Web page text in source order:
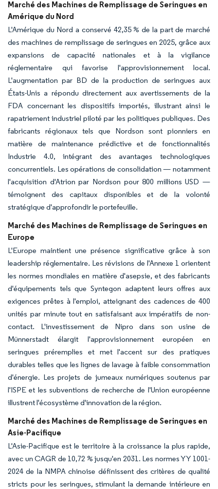
Marché des Machines de Remplissage de Seringues en
Amérique du Nord
L'Amérique du Nord a conservé 42,35 % de la part de marché
des machines de remplissage de seringues en 2025, grâce aux
expansions de capacité nationales et à la vigilance
réglementaire qui favorise l'approvisionnement local.
L'augmentation par BD de la production de seringues aux
États-Unis a répondu directement aux avertissements de la
FDA concernant les dispositifs importés, illustrant ainsi le
rapatriement industriel piloté par les politiques publiques. Des
fabricants régionaux tels que Nordson sont pionniers en
matière de maintenance prédictive et de fonctionnalités
Industrie 4.0, intégrant des avantages technologiques
concurrentiels. Les opérations de consolidation — notamment
l'acquisition d'Atrion par Nordson pour 800 millions USD —
témoignent des capitaux disponibles et de la volonté
stratégique d'approfondir le portefeuille.
Marché des Machines de Remplissage de Seringues en
Europe
L'Europe maintient une présence significative grâce à son
leadership réglementaire. Les révisions de l'Annexe 1 orientent
les normes mondiales en matière d'asepsie, et des fabricants
d'équipements tels que Syntegon adaptent leurs offres aux
exigences prêtes à l'emploi, atteignant des cadences de 400
unités par minute tout en satisfaisant aux impératifs de non-
contact. L'investissement de Nipro dans son usine de
Münnerstadt élargit l'approvisionnement européen en
seringues préremplies et met l'accent sur des pratiques
durables telles que les lignes de lavage à faible consommation
d'énergie. Les projets de jumeaux numériques soutenus par
l'ISPE et les subventions de recherche de l'Union européenne
illustrent l'écosystème d'innovation de la région.
Marché des Machines de Remplissage de Seringues en
Asie-Pacifique
L'Asie-Pacifique est le territoire à la croissance la plus rapide,
avec un CAGR de 10,72 % jusqu'en 2031. Les normes YY 1001-
2024 de la NMPA chinoise définissent des critères de qualité
stricts pour les seringues, stimulant la demande intérieure en